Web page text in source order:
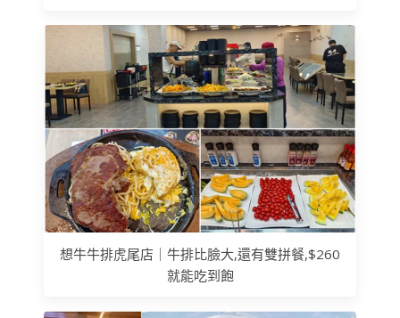
想牛牛排虎尾店｜牛排比臉大,還有雙拼餐,$260
就能吃到飽